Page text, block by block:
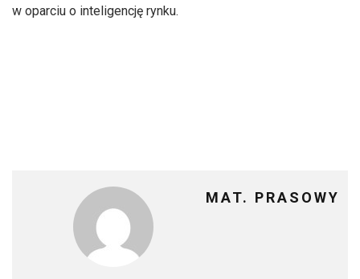
w oparciu o inteligencję rynku.
MAT. PRASOWY